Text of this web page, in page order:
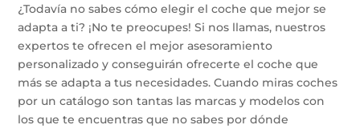
¿Todavía no sabes cómo elegir el coche que mejor se
adapta a ti? ¡No te preocupes! Si nos llamas, nuestros
expertos te ofrecen el mejor asesoramiento
personalizado y conseguirán ofrecerte el coche que
más se adapta a tus necesidades. Cuando miras coches
por un catálogo son tantas las marcas y modelos con
los que te encuentras que no sabes por dónde